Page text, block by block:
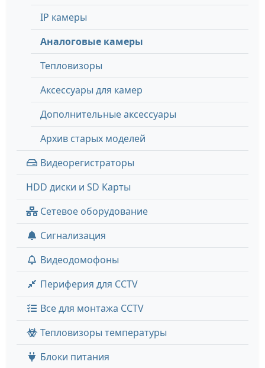
IP камеры
Аналоговые камеры
Тепловизоры
Аксессуары для камер
Дополнительные аксессуары
Архив старых моделей
Видеорегистраторы
HDD диски и SD Карты
Сетевое оборудование
Сигнализация
Видеодомофоны
Периферия для CCTV
Все для монтажа CCTV
Тепловизоры температуры
Блоки питания